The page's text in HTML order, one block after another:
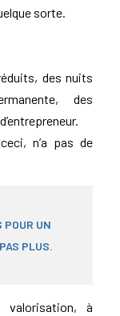
sorte.
des nuits
des
n’a pas de
POUR UN
PLUS.
à